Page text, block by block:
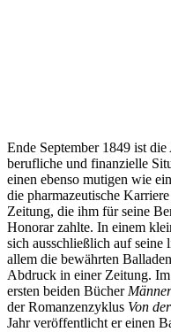
Ende September 1849 ist
berufliche und finanzielle
einen ebenso mutigen wie
die pharmazeutische
Zeitung, die ihm für seine
Honorar zahlte. In einem
sich ausschließlich auf
allem die bewährten
Abdruck in einer Zeitung. Im
ersten beiden Bücher
der Romanzenzyklus Von
Jahr veröffentlicht er einen